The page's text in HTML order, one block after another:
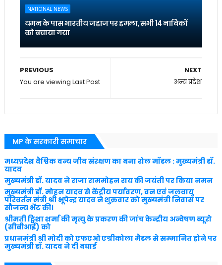
NATIONAL NEWS
यमन के पास भारतीय जहाज पर हमला, सभी 14 नाविकों
को बचाया गया
NEXT
अन्य प्रदेश
PREVIOUS
You are viewing Last Post
MP के सरकारी समाचार
मध्यप्रदेश वैश्विक वन्य जीव संरक्षण का बना रोल मॉडल : मुख्यमंत्री डॉ.
यादव
मुख्यमंत्री डॉ. यादव ने राजा राममोहन राय की जयंती पर किया नमन
मुख्यमंत्री डॉ. मोहन यादव से केंद्रीय पर्यावरण, वन एवं जलवायु
परिवर्तन मंत्री श्री भूपेन्द्र यादव ने शुक्रवार को मुख्यमंत्री निवास पर
सौजन्य भेंट की।
श्रीमती ट्विशा शर्मा की मृत्यु के प्रकरण की जांच केन्द्रीय अन्वेषण ब्यूरो
(सीबीआई) को
प्रधानमंत्री श्री मोदी को एफएओ एग्रीकोला मैडल से सम्मानित होने पर
मुख्यमंत्री डॉ. यादव ने दी बधाई